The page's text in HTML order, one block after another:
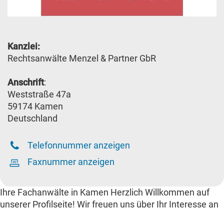
Kanzlei:
Rechtsanwälte Menzel & Partner GbR
Anschrift:
Weststraße 47a
59174 Kamen
Deutschland
Telefonnummer anzeigen
Faxnummer anzeigen
Ihre Fachanwälte in Kamen Herzlich Willkommen auf
unserer Profilseite! Wir freuen uns über Ihr Interesse an